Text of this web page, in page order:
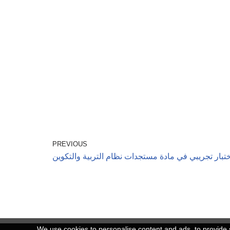
PREVIOUS
تجريبي في مادة مستجدات نظام التربية والتكوين